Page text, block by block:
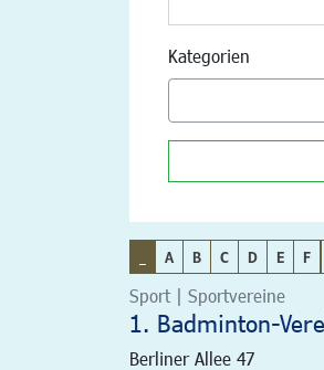
Kategorien
A B C D E F
Sport | Sportvereine
1. Badminton-
Berliner Allee 47